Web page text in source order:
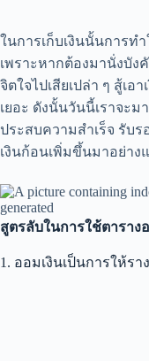
ในการเก็บเงินนั้นการท
เพราะหากต้องมานั่งบัง
จิตใจไปเสียเปล่า ๆ สู้เ
เยอะ ดังนั้นวันนี้เราจะม
ประสบความสำเร็จ รับ
เงินก้อนเพิ่มขึ้นมาอย่าง
สูตรลับในการใช้ตาราง
1. ออมเงินเป็นการให้รา